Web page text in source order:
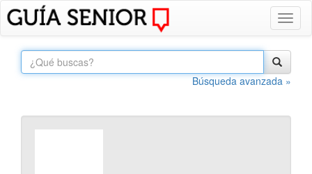
Búsqueda avanzada »